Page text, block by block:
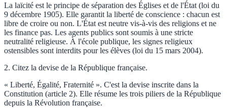
La laïcité est le principe de séparation des Églises et de l'État (loi du
9 décembre 1905). Elle garantit la liberté de conscience : chacun est
libre de croire ou non. L'État est neutre vis-à-vis des religions et ne
les finance pas. Les agents publics sont soumis à une stricte
neutralité religieuse. À l'école publique, les signes religieux
ostensibles sont interdits pour les élèves (loi du 15 mars 2004).
2. Citez la devise de la République française.
« Liberté, Égalité, Fraternité ». C'est la devise inscrite dans la
Constitution (article 2). Elle résume les trois piliers de la République
depuis la Révolution française.